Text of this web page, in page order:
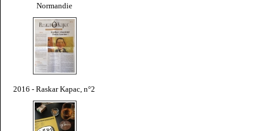
Normandie
2016 - Raskar Kapac, n°2